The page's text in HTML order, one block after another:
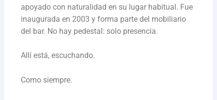
apoyado con naturalidad en su lugar habitual. Fue
inaugurada en 2003 y forma parte del mobiliario
del bar. No hay pedestal: solo presencia.
Allí está, escuchando.
Como siempre.